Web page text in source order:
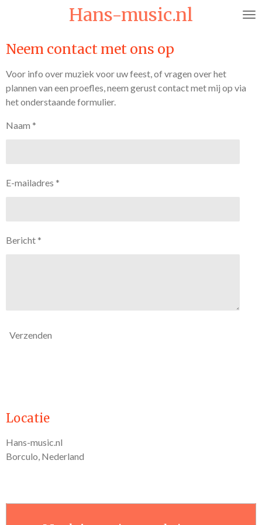
de
Hans-music.nl
Neem contact met ons op
Voor info over muziek voor uw feest, of vragen over het
plannen van een proefles, neem gerust contact met mij op via
het onderstaande formulier.
Naam *
E-mailadres *
Bericht *
Verzenden
Locatie
Hans-music.nl
Borculo, Nederland